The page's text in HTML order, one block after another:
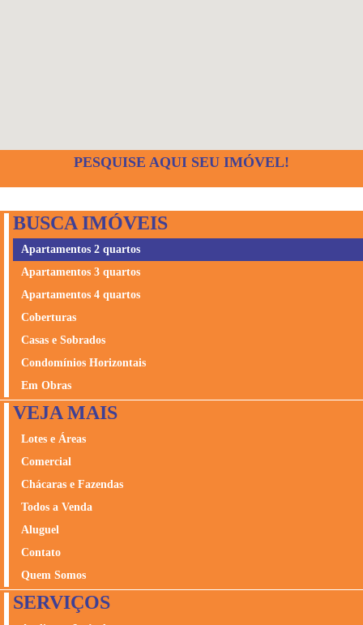
PESQUISE AQUI SEU IMÓVEL!
BUSCA IMÓVEIS
Apartamentos 2 quartos
Apartamentos 3 quartos
Apartamentos 4 quartos
Coberturas
Casas e Sobrados
Condomínios Horizontais
Em Obras
VEJA MAIS
Lotes e Áreas
Comercial
Chácaras e Fazendas
Todos a Venda
Aluguel
Contato
Quem Somos
SERVIÇOS